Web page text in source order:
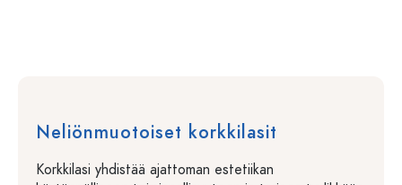
Neliönmuotoiset korkkilasit
Korkkilasi yhdistää ajattoman estetiikan